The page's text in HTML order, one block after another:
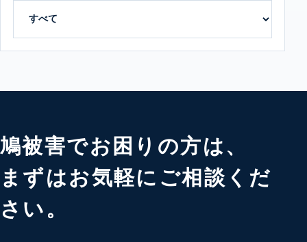
鳩被害でお困りの方は、
まずはお気軽にご相談くだ
さい。